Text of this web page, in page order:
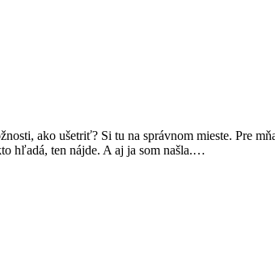
ako ušetriť? Si tu na správnom mieste. Pre
hľadá, ten nájde. A aj ja som našla.…